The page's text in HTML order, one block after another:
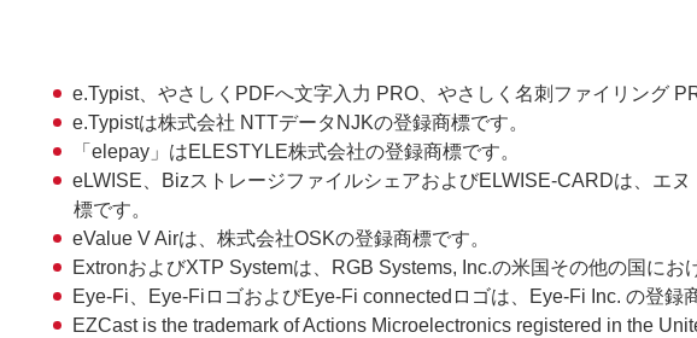
e.Typist、やさしくPDFへ文字入力 PRO、やさしく名刺ファイリング
e.Typistは株式会社 NTTデータNJKの登録商標です。
「elepay」はELESTYLE株式会社の登録商標です。
eLWISE、BizストレージファイルシェアおよびELWISE-CARDは、エ
標です。
eValue V Airは、株式会社OSKの登録商標です。
ExtronおよびXTP Systemは、RGB Systems, Inc.の米国その他の国にお
Eye-Fi、Eye-FiロゴおよびEye-Fi connectedロゴは、Eye-Fi Inc. の登録
EZCast is the trademark of Actions Microelectronics registered in the